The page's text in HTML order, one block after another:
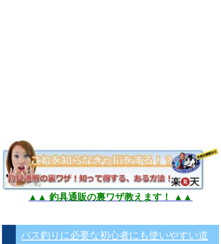
▲▲ 釣具通販の裏ワザ教えます！ ▲▲
バス釣りに必要な初心者にも使いやすい道